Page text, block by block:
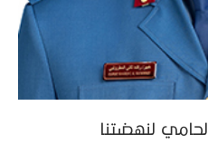
لنهضتنا